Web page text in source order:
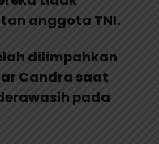
anggota TNI.
dilimpahkan
Candra saat
pada